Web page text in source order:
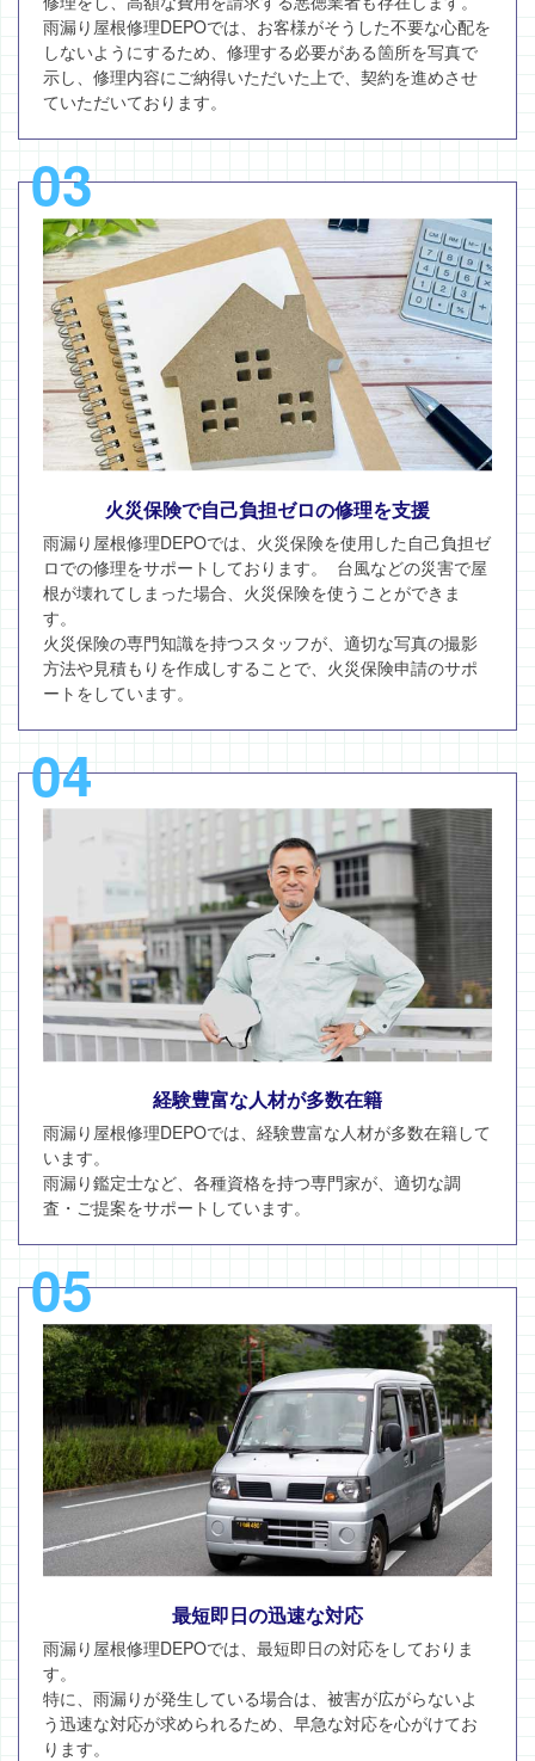
雨漏り屋根修理DEPOでは、お客様がそうした不要な心配を
しないようにするため、修理する必要がある箇所を写真で
示し、修理内容にご納得いただいた上で、契約を進めさせ
ていただいております。
03
火災保険で自己負担ゼロの修理を支援
雨漏り屋根修理DEPOでは、火災保険を使用した自己負担ゼ
ロでの修理をサポートしております。 台風などの災害で屋
根が壊れてしまった場合、火災保険を使うことができま
す。
火災保険の専門知識を持つスタッフが、適切な写真の撮影
方法や見積もりを作成しすることで、火災保険申請のサポ
ートをしています。
04
経験豊富な人材が多数在籍
雨漏り屋根修理DEPOでは、経験豊富な人材が多数在籍して
います。
雨漏り鑑定士など、各種資格を持つ専門家が、適切な調
査・ご提案をサポートしています。
05
最短即日の迅速な対応
雨漏り屋根修理DEPOでは、最短即日の対応をしておりま
す。
特に、雨漏りが発生している場合は、被害が広がらないよ
う迅速な対応が求められるため、早急な対応を心がけてお
ります。